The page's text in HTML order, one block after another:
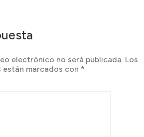
electrónico no será publicada. Los
marcados con *